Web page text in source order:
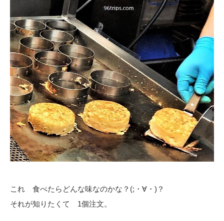
これ 食べたらどんな味なのかな？(;・∀・)？
それが知りたくて 1個注文。